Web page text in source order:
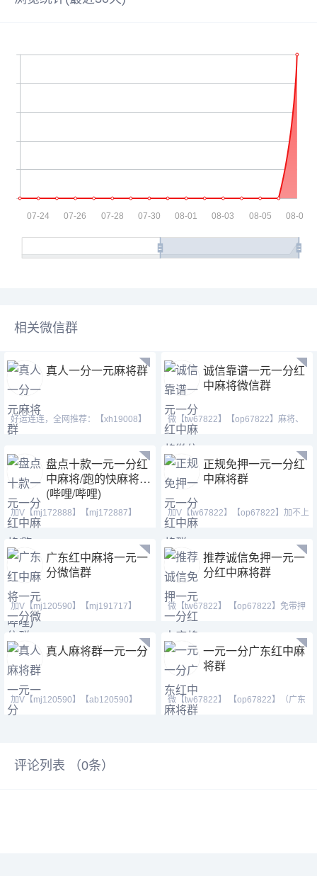
相关微信群
真人一分一元麻将群
好运连连，全网推荐：【xh19008】
【xh29008】【tj19008】
诚信靠谱一元一分红
中麻将微信群
微【tw67822】【op67822】麻将、
一元微信血战麻将，红中
盘点十款一元一分红
中麻将/跑的快麻将群
(哔哩/哔哩)
加V【mj172888】【mj172887】
【mj172889】①活跃火爆
正规免押一元一分红
中麻将群
加V【tw67822】【op67822】加不上
微信就加QQ(39621643
广东红中麻将一元一
分微信群
加V【mj120590】【mj191717】
【ab120590】下好游戏我
推荐诚信免押一元一
分红中麻将群
微【tw67822】 【op67822】免带押
进群，群内跑包包赔支
真人麻将群一元一分
加V【mj120590】【ab120590】
【hf420624】七年靠谱老
一元一分广东红中麻
将群
微【tw67822】 【op67822】（广东
一元一分红中癞子爆炸
评论列表 （0条）